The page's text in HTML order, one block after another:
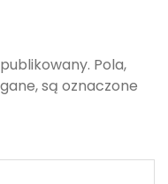
Pola,
są oznaczone